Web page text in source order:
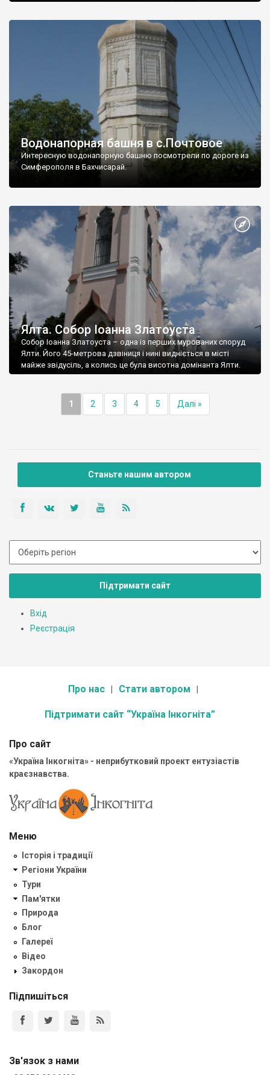
Водонапорная башня в с.Почтовое
Интересную водонапорную башню посмотрели по дороге из
Симферополя в Бахчисарай.
Ялта. Собор Іоанна Златоуста
Собор Іоанна Златоуста – одна із перших мурованих споруд
Ялти. Його 45-метрова дзвіниця і нині видніється в місті
майже звідусіль, а колись це була висотна домінанта Ялти.
1 2 3 4 5 Далі »
Станьте нашим автором
Підтримати сайт
Вхід
Реєстрація
Про нас Стати автором
Підтримати сайт “Україна Інкогніта”
Про сайт
«Україна Інкогніта» - неприбутковий проект ентузіастів
краєзнавства.
Меню
Історія і традиції
Регіони України
Тури
Пам'ятки
Природа
Блог
Галереї
Відео
Закордон
Підпишіться
Зв'язок з нами